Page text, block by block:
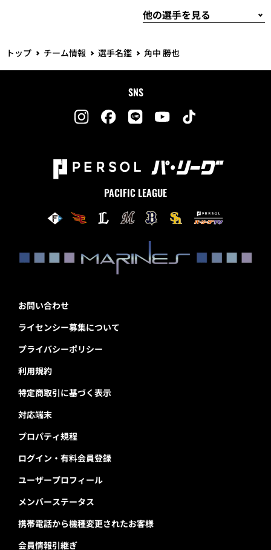
トップ チーム情報 選手名鑑 角中 勝也
SNS
PACIFIC LEAGUE
お問い合わせ
ライセンシー募集について
プライバシーポリシー
利用規約
特定商取引に基づく表示
対応端末
プロパティ規程
ログイン・有料会員登録
ユーザープロフィール
メンバーステータス
携帯電話から機種変更されたお客様
会員情報引継ぎ